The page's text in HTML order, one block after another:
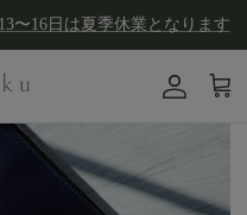
〜16日は夏季休業となります
アカウン
カ